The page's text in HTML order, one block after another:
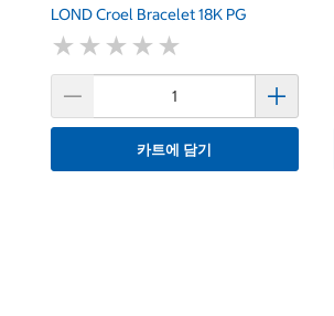
LOND Croel Bracelet 18K PG
★ ★ ★ ★ ★
★ ★ ★ ★ ★
카트에 담기